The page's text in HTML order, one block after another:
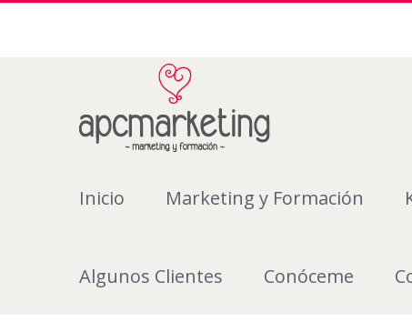
Inicio Marketing y Formación
Algunos Clientes Conóceme